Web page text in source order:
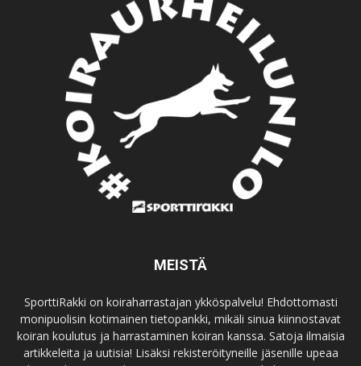
MEISTÄ
SporttiRakki on koiraharrastajan ykköspalvelu! Ehdottomasti
monipuolisin kotimainen tietopankki, mikäli sinua kiinnostavat
koiran koulutus ja harrastaminen koiran kanssa. Satoja ilmaisia
artikkeleita ja uutisia! Lisäksi rekisteröityneille jäsenille upeaa